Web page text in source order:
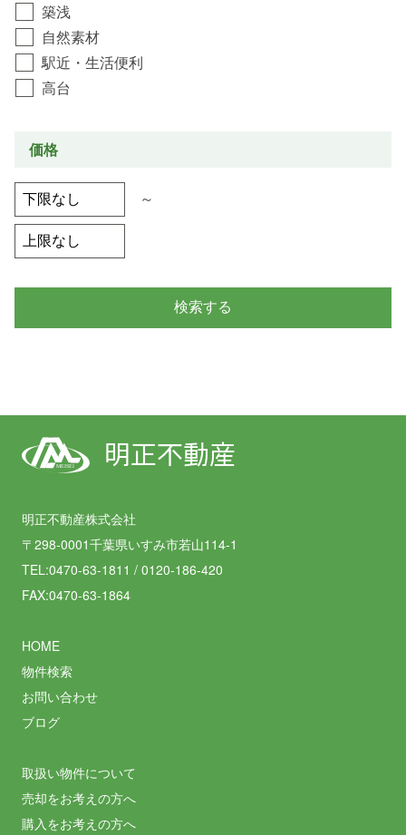
築浅
自然素材
駅近・生活便利
高台
価格
～
MEISEI 明正不動産
明正不動産株式会社
〒298-0001千葉県いすみ市若山114-1
TEL:0470-63-1811 / 0120-186-420
FAX:0470-63-1864
HOME
物件検索
お問い合わせ
ブログ
取扱い物件について
売却をお考えの方へ
購入をお考えの方へ